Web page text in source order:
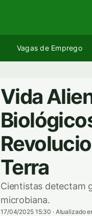
Vagas de Emprego
Vida
Terra
Cientistas detectam
microbiana.
17/04/2025 15:30 · Atualizado